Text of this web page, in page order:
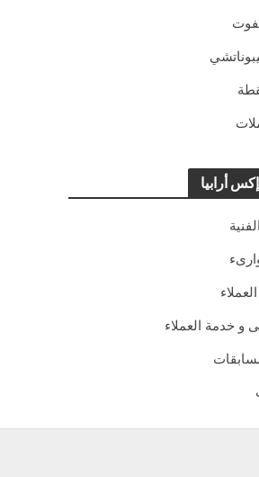
أرابيا
و خدمة العملاء